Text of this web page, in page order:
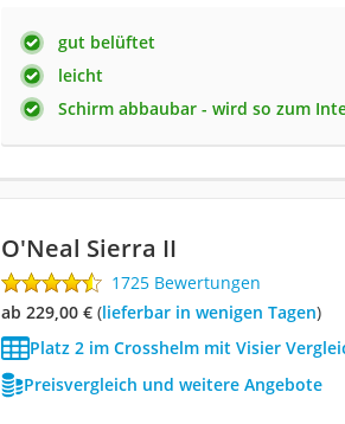
gut belüftet
leicht
Schirm abbaubar - wird so zum
O'Neal Sierra II
1725 Bewertungen
ab 229,00 €( Lieferbar in wenigen Tagen)
Platz 2 im Crosshelm mit Visier
Preisvergleich und weitere Angebote